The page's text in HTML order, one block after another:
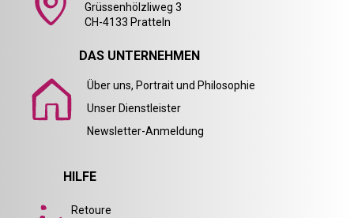
Grüssenhölzliweg 3
CH-4133 Pratteln
DAS UNTERNEHMEN
Über uns, Portrait und Philosophie
Unser Dienstleister
Newsletter-Anmeldung
HILFE
Retoure